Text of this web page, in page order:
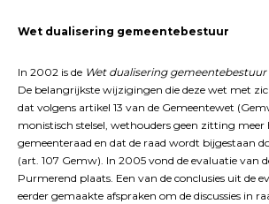
Wet dualisering gemeentebestuur
In 2002 is de Wet dualisering gemeentebestuur
De belangrijkste wijzigingen die deze wet met
dat volgens artikel 13 van de Gemeentewet
monistisch stelsel, wethouders geen zitting meer
gemeenteraad en dat de raad wordt bijgestaan
(art. 107 Gemw). In 2005 vond de evaluatie van
Purmerend plaats. Een van de conclusies uit de
eerder gemaakte afspraken om de discussies in